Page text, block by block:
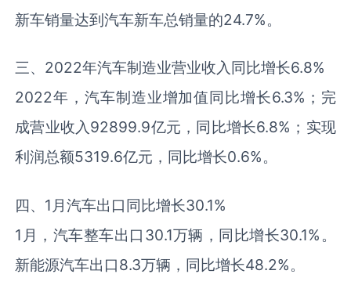
新车销量达到汽车新车总销量的24.7%。
三、2022年汽车制造业营业收入同比增长6.8%
2022年，汽车制造业增加值同比增长6.3%；完
成营业收入92899.9亿元，同比增长6.8%；实现
利润总额5319.6亿元，同比增长0.6%。
四、1月汽车出口同比增长30.1%
1月，汽车整车出口30.1万辆，同比增长30.1%。
新能源汽车出口8.3万辆，同比增长48.2%。